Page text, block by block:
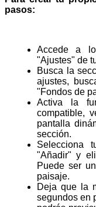
pasos:
Accede a
"Ajustes" de
Busca la
ajustes,
"Fondos de
Activa la
compatible,
pantalla
sección.
Selecciona
"Añadir" y
Puede ser
paisaje.
Deja que la
segundos en